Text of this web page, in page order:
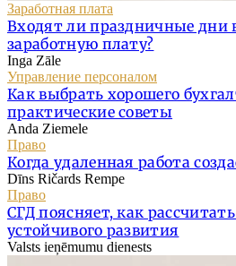
Заработная плата
Входят ли праздничные дни
заработную плату?
Inga Zāle
Управление персоналом
Как выбрать хорошего
практические советы
Anda Ziemele
Право
Когда удаленная работа
Dīns Ričards Rempe
Право
СГД поясняет, как
устойчивого развития
Valsts ieņēmumu dienests